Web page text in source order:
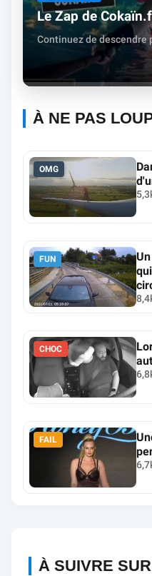
Le Zap de
Continuez de descendre
À NE PAS
OMG
FUN
CHOC
FAIL
À SUIVRE